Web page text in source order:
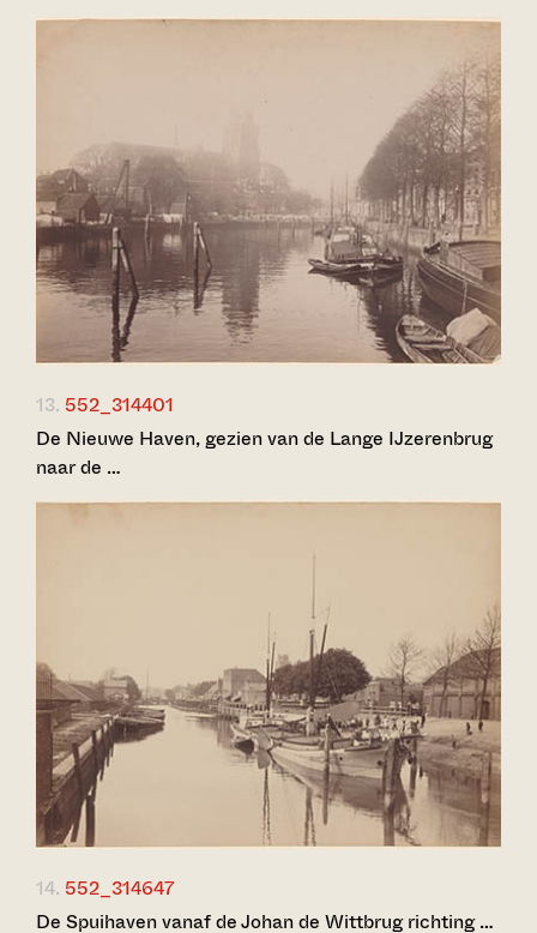
13. 552_314401
De Nieuwe Haven, gezien van de Lange IJzerenbrug
naar de …
14. 552_314647
De Spuihaven vanaf de Johan de Wittbrug richting …